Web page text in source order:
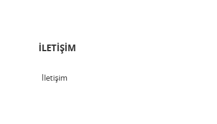
İLETİŞİM
İletişim